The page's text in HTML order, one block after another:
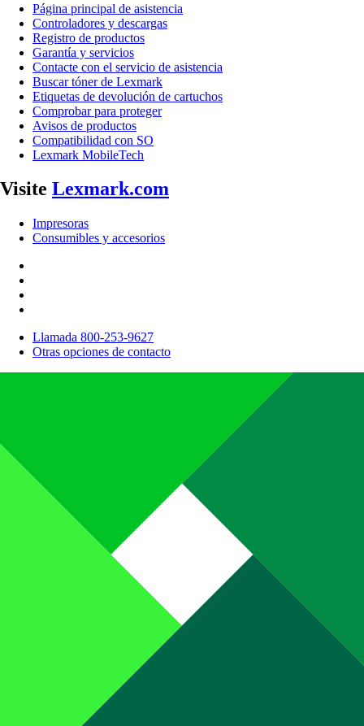
Página principal de asistencia
Controladores y descargas
Registro de productos
Garantía y servicios
Contacte con el servicio de asistencia
Buscar tóner de Lexmark
Etiquetas de devolución de cartuchos
Comprobar para proteger
Avisos de productos
Compatibilidad con SO
Lexmark MobileTech
Visite Lexmark.com
Impresoras
Consumibles y accesorios
Llamada 800-253-9627
Otras opciones de contacto